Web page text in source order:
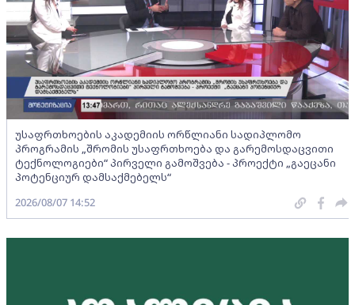
უსაფრთხოების აკადემიის ორწლიანი სადიპლომო
პროგრამის „შრომის უსაფრთხოება და გარემოსდაცვითი
ტექნოლოგიები“ პირველი გამოშვება - პროექტი „გაეცანი
პოტენციურ დამსაქმებელს“
2026/08/07 14:52